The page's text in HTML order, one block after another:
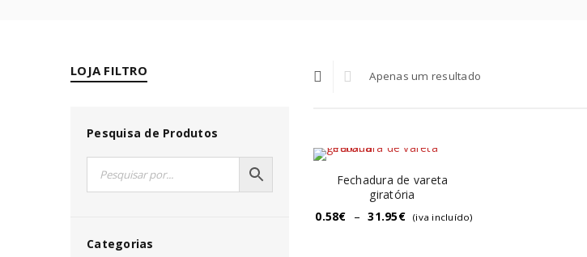
LOJA FILTRO
Pesquisa de Produtos
Categorias
Apenas um resultado
Fechadura de vareta
giratória
0.58€ – 31.95€ (iva incluído)